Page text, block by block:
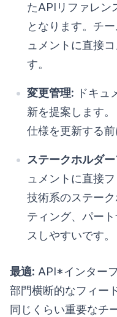
たAPIリファレン
となります。チ
ュメントに直接
す。
変更管理: ドキュ
新を提案します
仕様を更新する前
ステークホルダ
ュメントに直接
技術系のステー
ティング、パー
スしやすいです。
最適: API*インター
部門横断的なフィー
同じくらい重要なチ